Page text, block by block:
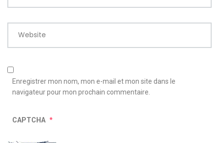
Website
Enregistrer mon nom, mon e-mail et mon site dans le
navigateur pour mon prochain commentaire.
CAPTCHA *